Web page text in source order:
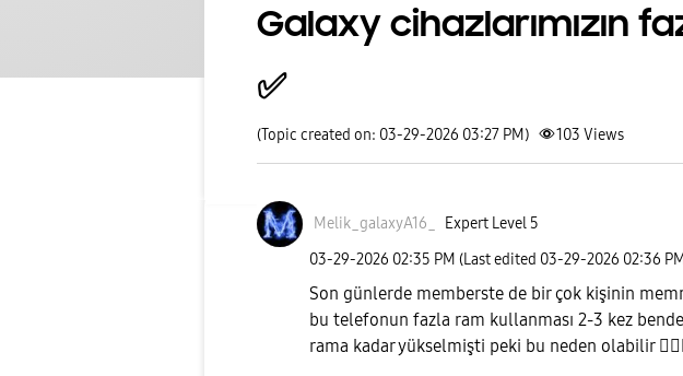
Galaxy cihazlarımızın
✅️
(Topic created on: 03-29-2026 03:27 PM) 103 Views
Melik_galaxyA16 Expert Level 5
‎03-29-2026 02:35 PM (Last edited ‎03-29-2026 02:36 PM
Son günlerde memberste de bir çok kişinin
bu telefonun fazla ram kullanması 2-3 kez
rama kadar yükselmişti peki bu neden olabilir 👇🏻